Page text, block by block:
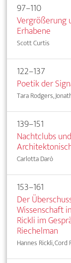
97–110
Vergrößerung
Erhabene
Scott Curtis
122–137
Poetik der
Tara Rodgers,
139–151
Nachtclubs
Carlotta Darò
153–161
Der
Wissenschaft
Rickli im
Riechelman
Hannes Rickli,